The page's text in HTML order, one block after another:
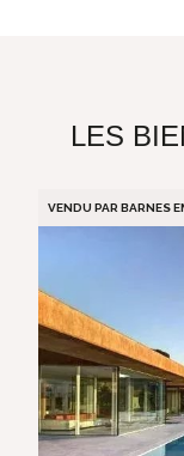
LES
VENDU PAR BARNES